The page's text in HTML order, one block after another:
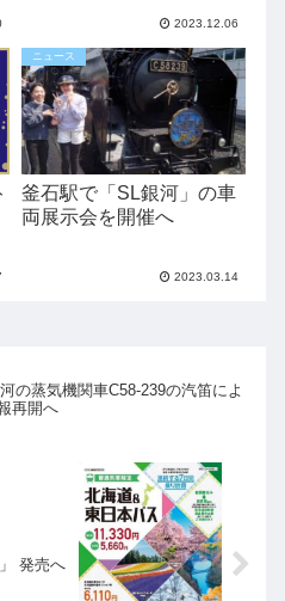
2023.12.06
ニュース
釜石駅で「SL銀河」の車
両展示会を開催へ
2023.03.14
の蒸気機関車C58-239の汽笛によ
再開へ
発売へ